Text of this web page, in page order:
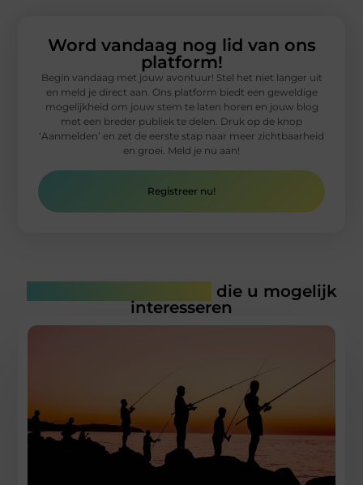
Word vandaag nog lid van ons
platform!
Begin vandaag met jouw avontuur! Stel het niet langer uit
en meld je direct aan. Ons platform biedt een geweldige
mogelijkheid om jouw stem te laten horen en jouw blog
met een breder publiek te delen. Druk op de knop
‘Aanmelden’ en zet de eerste stap naar meer zichtbaarheid
en groei. Meld je nu aan!
Registreer nu!
die u mogelijk
interesseren